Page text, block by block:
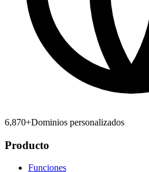
6,870+Dominios personalizados
Producto
Funciones